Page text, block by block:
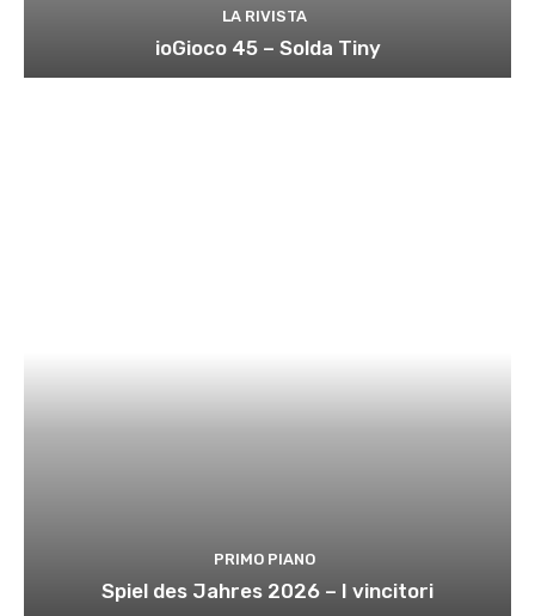
LA RIVISTA
ioGioco 45 – Solda Tiny
PRIMO PIANO
Spiel des Jahres 2026 – I vincitori